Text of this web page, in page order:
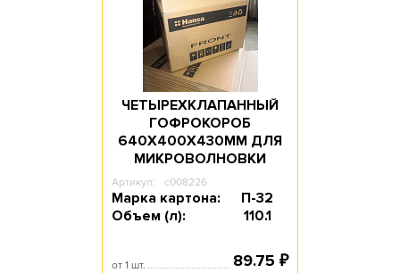
ЧЕТЫРЕХКЛАПАННЫЙ
ГОФРОКОРОБ
640Х400Х430ММ ДЛЯ
МИКРОВОЛНОВКИ
Артикул: c008226
Марка картона:
П-32
Объем (л):
110.1
от 1 шт. 89.75 ₽